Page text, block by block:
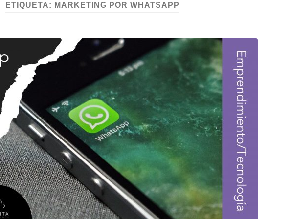
ETIQUETA: MARKETING POR WHATSAPP